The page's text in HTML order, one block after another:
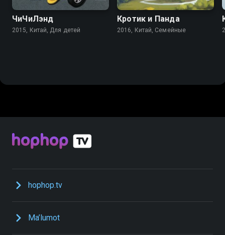
ЧиЧиЛэнд
2015, Китай, Для детей
Кротик и Панда
2016, Китай, Семейные
hophop.tv
Ma’lumot